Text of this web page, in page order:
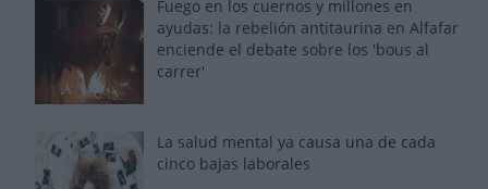
Fuego en los cuernos y millones en
ayudas: la rebelión antitaurina en Alfafar
enciende el debate sobre los 'bous al
carrer'
La salud mental ya causa una de cada
cinco bajas laborales